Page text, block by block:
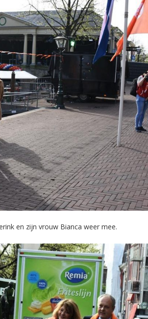
en zijn vrouw Bianca weer mee.